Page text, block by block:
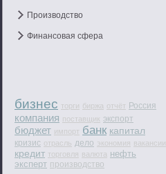
Производство
Финансовая сфера
бизнес торги биржа отчёт Россия
компания поставщик экспорт
бюджет импорт банк капитал
кризис отрасль дело экономия вакансии
кредит торговля валюта нефть
эксперт производство